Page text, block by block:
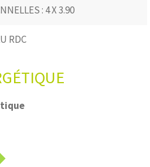
: 4 X 3.90
RDC